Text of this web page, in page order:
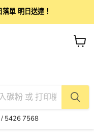
單 明日送達！
5426 7568
查
車